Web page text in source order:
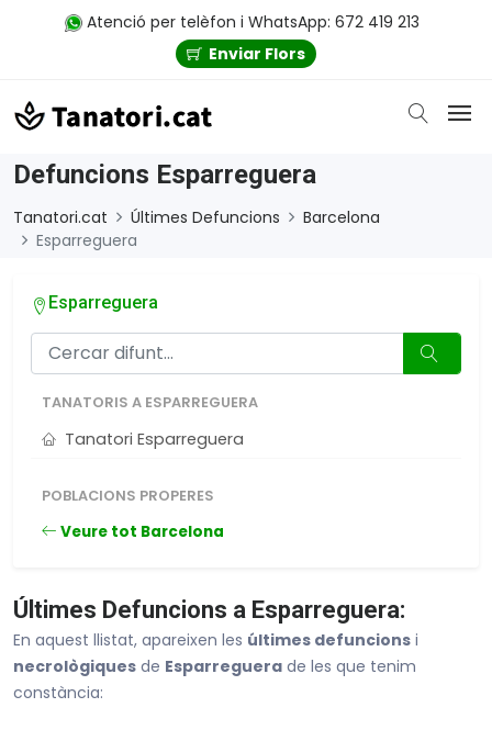
Atenció per telèfon i WhatsApp: 672 419 213
Enviar Flors
Defuncions Esparreguera
Tanatori.cat Últimes Defuncions
Barcelona
Esparreguera
Esparreguera
TANATORIS A ESPARREGUERA
Tanatori Esparreguera
POBLACIONS PROPERES
Veure tot Barcelona
Últimes Defuncions a Esparreguera:
En aquest llistat, apareixen les últimes defuncions i
necrològiques de Esparreguera de les que tenim
constància: